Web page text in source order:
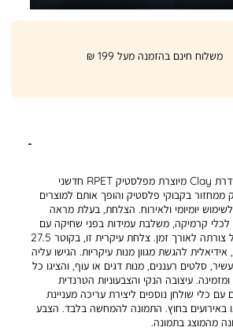
משלוח חינם בהזמנה מעל 199 ₪
קולקציית כלי הבית מסדרת Clay מיוצרת מפלסטיק RPET חדשני
ממחזור בקבוקי פלסטיק והופך אותם למוצרים
לשימוש יומיומי ולאירוח. הצלחת, בעלת מראה
לכלי קרמיקה, משלבת עמידות בפני שחיקה עם
קלות משקל ושמירה על צורתה לאורך זמן. צלחת עיקרית זו, בקוטר 27.5
להגשת מגוון מנות עיקריות. הגישו עליה
סלטים רעננים, מנות דגים או עוף, והציגו כל
עיצובה הנקי והצבעוניות הטרנדית
כלי שולחן נוספים ליצירת עריכה מעניינת
באירועים בחוץ. התמונה להמחשה בלבד. הצבע
מהמוצג בתמונה.